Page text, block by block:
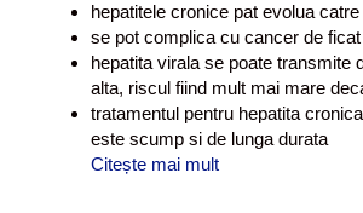
hepatitele cronice pat evolua
se pot complica cu cancer de ficat
hepatita virala se poate transmite
alta, riscul fiind mult mai mare
tratamentul pentru hepatita
este scump si de lunga durata
Citește mai mult